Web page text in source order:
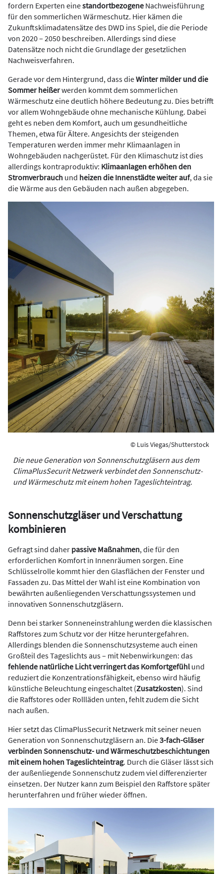
fordern Experten einestandortbezogene Nachweisführung
für den sommerlichen Wärmeschutz. Hier kämen die
Zukunftsklimadatensätze des DWD ins Spiel, die die Periode
von 2020 – 2050 beschreiben. Allerdings sind diese
Datensätze noch nicht die Grundlage der gesetzlichen
Nachweisverfahren.
Gerade vor dem Hintergrund, dass dieWinter milder und die
Sommer heißerwerden kommt dem sommerlichen
Wärmeschutz eine deutlich höhere Bedeutung zu. Dies betrifft
vor allem Wohngebäude ohne mechanische Kühlung. Dabei
geht es neben dem Komfort, auch um gesundheitliche
Themen, etwa für Ältere. Angesichts der steigenden
Temperaturen werden immer mehr Klimaanlagen in
Wohngebäuden nachgerüstet. Für den Klimaschutz ist dies
allerdings kontraproduktiv: Klimaanlagen erhöhen den
Stromverbrauch und heizen die Innenstädte weiter auf, da sie
die Wärme aus den Gebäuden nach außen abgegeben.
© Luis Viegas/Shutterstock
Die neue Generation von Sonnenschutzgläsern aus dem
ClimaPlusSecurit Netzwerk verbindet den Sonnenschutz-
und Wärmeschutz mit einem hohen Tageslichteintrag.
Sonnenschutzgläser und Verschattung
kombinieren
Gefragt sind daher passive Maßnahmen, die für den
erforderlichen Komfort in Innenräumen sorgen. Eine
Schlüsselrolle kommt hier den Glasflächen der Fenster und
Fassaden zu. Das Mittel der Wahl ist eine Kombination von
bewährten außenliegenden Verschattungssystemen und
innovativen Sonnenschutzgläsern.
Denn bei starker Sonneneinstrahlung werden die klassischen
Raffstores zum Schutz vor der Hitze heruntergefahren.
Allerdings blenden die Sonnenschutzsysteme auch einen
Großteil des Tageslichts aus – mit Nebenwirkungen: das
fehlende natürliche Licht verringert das Komfortgefühl und
reduziert die Konzentrationsfähigkeit, ebenso wird häufig
künstliche Beleuchtung eingeschaltet (Zusatzkosten). Sind
die Raffstores oder Rollläden unten, fehlt zudem die Sicht
nach außen.
Hier setzt das ClimaPlusSecurit Netzwerk mit seiner neuen
Generation von Sonnenschutzgläsern an. Die3-fach-Gläser
verbinden Sonnenschutz- und Wärmeschutzbeschichtungen
mit einem hohen Tageslichteintrag. Durch die Gläser lässt sich
der außenliegende Sonnenschutz zudem viel differenzierter
einsetzen. Der Nutzer kann zum Beispiel den Raffstore später
herunterfahren und früher wieder öffnen.